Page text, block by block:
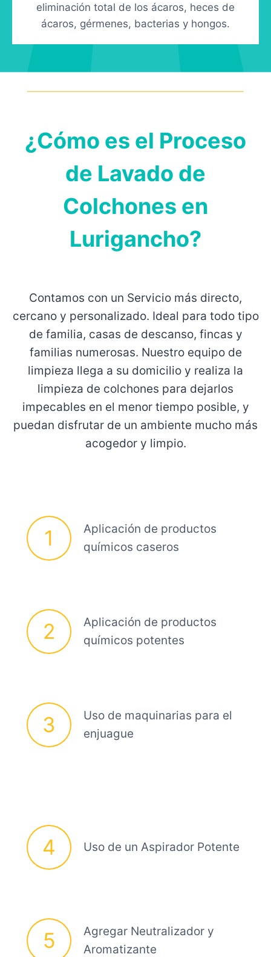
eliminación total de los ácaros, heces de
ácaros, gérmenes, bacterias y hongos.
¿Cómo es el Proceso
de Lavado de
Colchones en
Lurigancho?
Contamos con un Servicio más directo,
cercano y personalizado. Ideal para todo tipo
de familia, casas de descanso, fincas y
familias numerosas. Nuestro equipo de
limpieza llega a su domicilio y realiza la
limpieza de colchones para dejarlos
impecables en el menor tiempo posible, y
puedan disfrutar de un ambiente mucho más
acogedor y limpio.
1
Aplicación de productos
químicos caseros
2
Aplicación de productos
químicos potentes
3
Uso de maquinarias para el
enjuague
4 Uso de un Aspirador Potente
5
Agregar Neutralizador y
Aromatizante